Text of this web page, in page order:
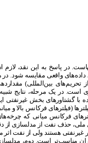
در پاسخ به این نقد،
داده‌های واقعی مقایسه شود.
با دو منبع شوک‌ برون‌زای بهره‌وری و درآمدنفتی برای دوره ۱۳۶۷-
در یک مرحله، نتایج
با گشتاورهای بخش غیرنفتی
(فیلترهای فرکانس بالا و
فرکانس میانی که
حذف نفت از مدلسازی از
هستند ولی از نفت اثر
مناسب‌تر است. دوم،